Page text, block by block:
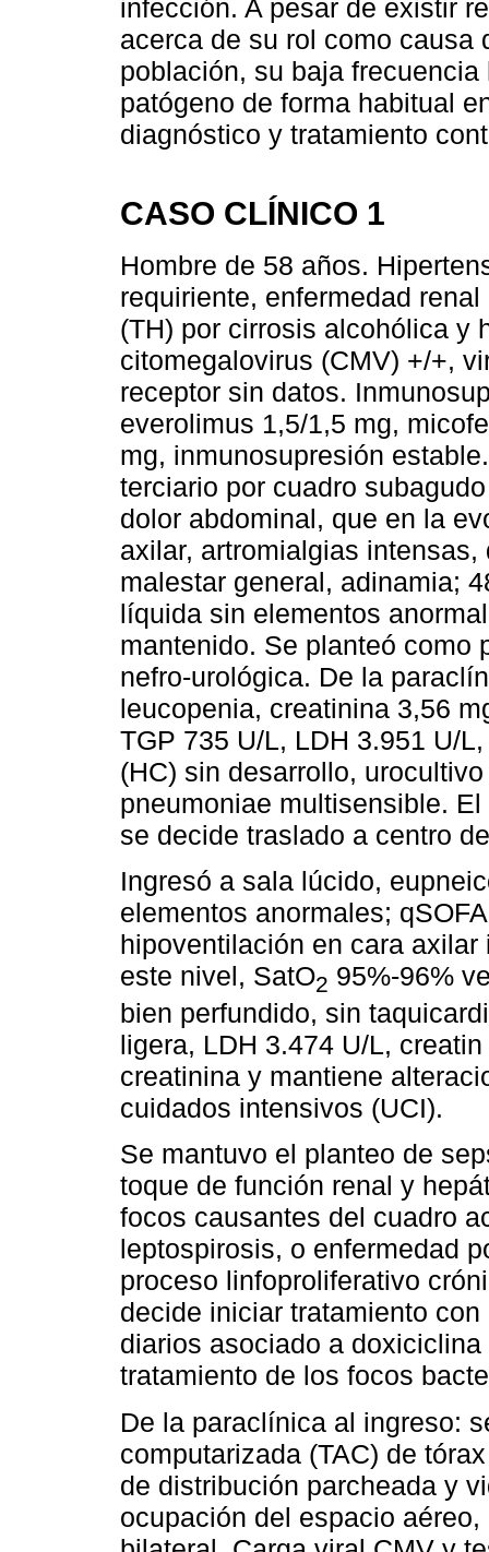
infección. A pesar de existir
acerca de su rol como causa
población, su baja
patógeno de forma habitual
diagnóstico y tratamiento
CASO CLÍNICO 1
Hombre de 58 años.
requiriente, enfermedad
(TH) por cirrosis alcohólica y
citomegalovirus (CMV) +/+,
receptor sin datos.
everolimus 1,5/1,5 mg,
mg, inmunosupresión
terciario por cuadro
dolor abdominal, que en la
axilar, artromialgias
malestar general, adinamia;
líquida sin elementos
mantenido. Se planteó como
nefro-urológica. De la
leucopenia, creatinina 3,56
TGP 735 U/L, LDH 3.951 U/
(HC) sin desarrollo,
pneumoniae multisensible.
se decide traslado a centro
Ingresó a sala lúcido,
elementos anormales;
hipoventilación en cara
este nivel, SatO2 95%-96%
bien perfundido, sin
ligera, LDH 3.474 U/L,
creatinina y mantiene
cuidados intensivos (UCI).
Se mantuvo el planteo de
toque de función renal y
focos causantes del cuadro
leptospirosis, o enfermedad
proceso linfoproliferativo
decide iniciar tratamiento
diarios asociado a
tratamiento de los focos
De la paraclínica al ingreso:
computarizada (TAC) de
de distribución parcheada y
ocupación del espacio